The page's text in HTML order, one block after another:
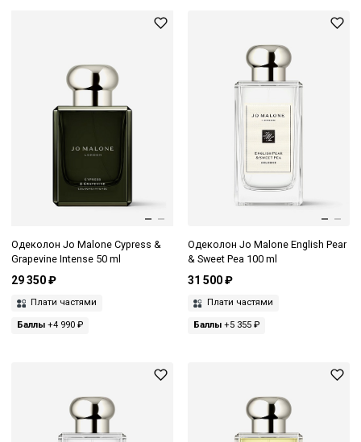
Одеколон Jo Malone Cypress &
Grapevine Intense 50 ml
29 350 ₽
Плати частями
Баллы +4 990 ₽
Одеколон Jo Malone English Pear
& Sweet Pea 100 ml
31 500 ₽
Плати частями
Баллы+5 355 ₽